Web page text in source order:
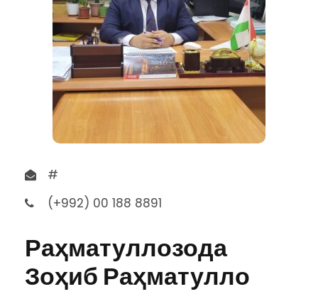
#
(+992) 00 188 8891
Раҳматуллозода
Зоҳиб Раҳматулло